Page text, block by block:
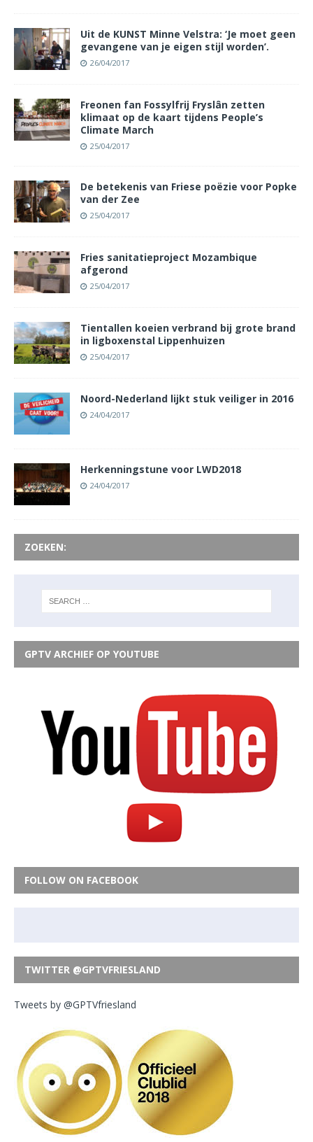
Uit de KUNST Minne Velstra: ‘Je moet geen
gevangene van je eigen stijl worden’.
26/04/2017
Freonen fan Fossylfrij Fryslân zetten
klimaat op de kaart tijdens People’s
Climate March
25/04/2017
De betekenis van Friese poëzie voor Popke
van der Zee
25/04/2017
Fries sanitatieproject Mozambique
afgerond
25/04/2017
Tientallen koeien verbrand bij grote brand
in ligboxenstal Lippenhuizen
25/04/2017
Noord-Nederland lijkt stuk veiliger in 2016
24/04/2017
Herkenningstune voor LWD2018
24/04/2017
ZOEKEN:
GPTV ARCHIEF OP YOUTUBE
FOLLOW ON FACEBOOK
TWITTER @GPTVFRIESLAND
Tweets by @GPTVfriesland